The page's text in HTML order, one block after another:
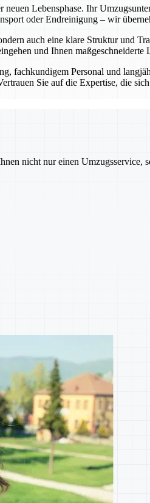
Lebensphase. Ihr
oder Endreinigung – wir
auch eine klare Struktur und
und Ihnen
fachkundigem Personal und
Sie auf die Expertise, die
nicht nur einen